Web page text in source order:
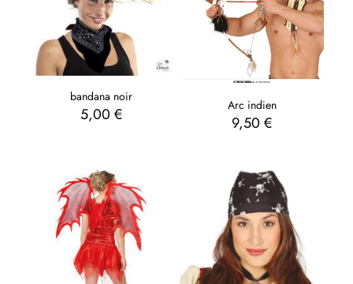
bandana noir
5,00 € Arc indien
9,50 €